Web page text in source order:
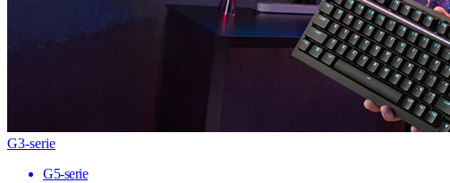
G3-serie
G5-serie